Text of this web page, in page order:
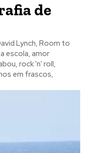
de
Lynch, Room to
escola, amor
rock 'n' roll,
em frascos,